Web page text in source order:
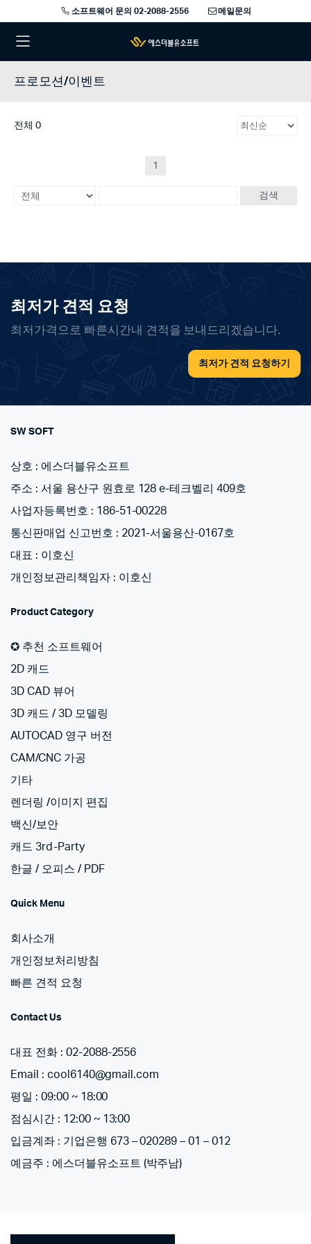
소프트웨어 문의 02-2088-2556 메일문의
프로모션/이벤트
전체 0
1
검색
최저가 견적 요청
최저가격으로 빠른시간내 견적을 보내드리겠습니다.
최저가 견적 요청하기
SW SOFT
상호 : 에스더블유소프트
주소 : 서울 용산구 원효로 128 e-테크벨리 409호
사업자등록번호 : 186-51-00228
통신판매업 신고번호 : 2021-서울용산-0167호
대표 : 이호신
개인정보관리책임자 : 이호신
Product Category
✪ 추천 소프트웨어
2D 캐드
3D CAD 뷰어
3D 캐드 / 3D 모델링
AUTOCAD 영구 버전
CAM/CNC 가공
기타
렌더링 /이미지 편집
백신/보안
캐드 3rd-Party
한글 / 오피스 / PDF
Quick Menu
회사소개
개인정보처리방침
빠른 견적 요청
Contact Us
대표 전화 : 02-2088-2556
Email : cool6140@gmail.com
평일 : 09:00 ~ 18:00
점심시간 : 12:00 ~ 13:00
입금계좌 : 기업은행 673 – 020289 – 01 – 012
예금주 : 에스더블유소프트 (박주남)